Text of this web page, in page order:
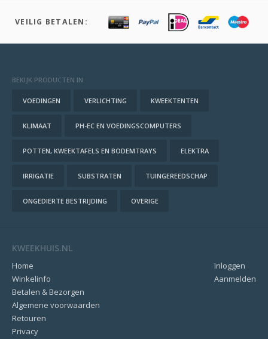
VEILIG BETALEN:
BEKIJK PRODUCTEN IN:
VOEDINGEN VERLICHTING KWEEKTENTEN
KLIMAAT PH-EC EN VOEDINGSCOMPUTERS
POTTEN, KWEEKTAFELS EN BODEMTRAYS ELEKTRA
IRRIGATIE SUBSTRATEN TUINGEREEDSCHAP
ONGEDIERTE BESTRIJDING OVERIGE
KWEEKHUIS.NL
Inloggen
Aanmelden
Home
Winkelinfo
Betalen & Bezorgen
Algemene voorwaarden
Retouren
Privacy